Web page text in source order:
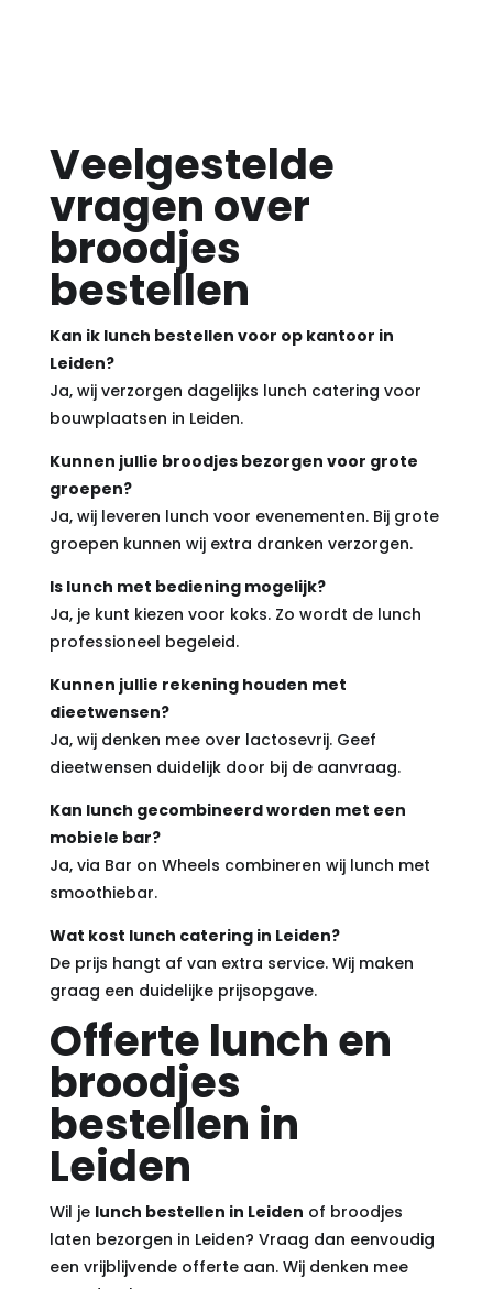
Veelgestelde
vragen over
broodjes
bestellen
Kan ik lunch bestellen voor op kantoor in
Leiden?
Ja, wij verzorgen dagelijks lunch catering voor
bouwplaatsen in Leiden.
Kunnen jullie broodjes bezorgen voor grote
groepen?
Ja, wij leveren lunch voor evenementen. Bij grote
groepen kunnen wij extra dranken verzorgen.
Is lunch met bediening mogelijk?
Ja, je kunt kiezen voor koks. Zo wordt de lunch
professioneel begeleid.
Kunnen jullie rekening houden met
dieetwensen?
Ja, wij denken mee over lactosevrij. Geef
dieetwensen duidelijk door bij de aanvraag.
Kan lunch gecombineerd worden met een
mobiele bar?
Ja, via Bar on Wheels combineren wij lunch met
smoothiebar.
Wat kost lunch catering in Leiden?
De prijs hangt af van extra service. Wij maken
graag een duidelijke prijsopgave.
Offerte lunch en
broodjes
bestellen in
Leiden
Wil je lunch bestellen in Leiden of broodjes
laten bezorgen in Leiden? Vraag dan eenvoudig
een vrijblijvende offerte aan. Wij denken mee